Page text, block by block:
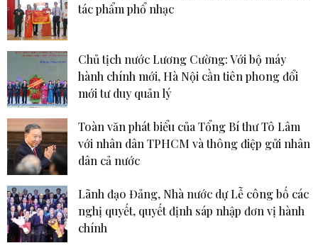
tác phẩm phổ nhạc
Chủ tịch nước Lương Cường: Với bộ máy
hành chính mới, Hà Nội cần tiên phong đổi
mới tư duy quản lý
Toàn văn phát biểu của Tổng Bí thư Tô Lâm
với nhân dân TPHCM và thông điệp gửi nhân
dân cả nước
Lãnh đạo Đảng, Nhà nước dự Lễ công bố các
nghị quyết, quyết định sáp nhập đơn vị hành
chính